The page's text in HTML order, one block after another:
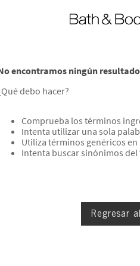
encontramos ningún
debo hacer?
Comprueba los términos
Intenta utilizar una sola
Utiliza términos genéricos
Intenta buscar sinónimos
Regresar